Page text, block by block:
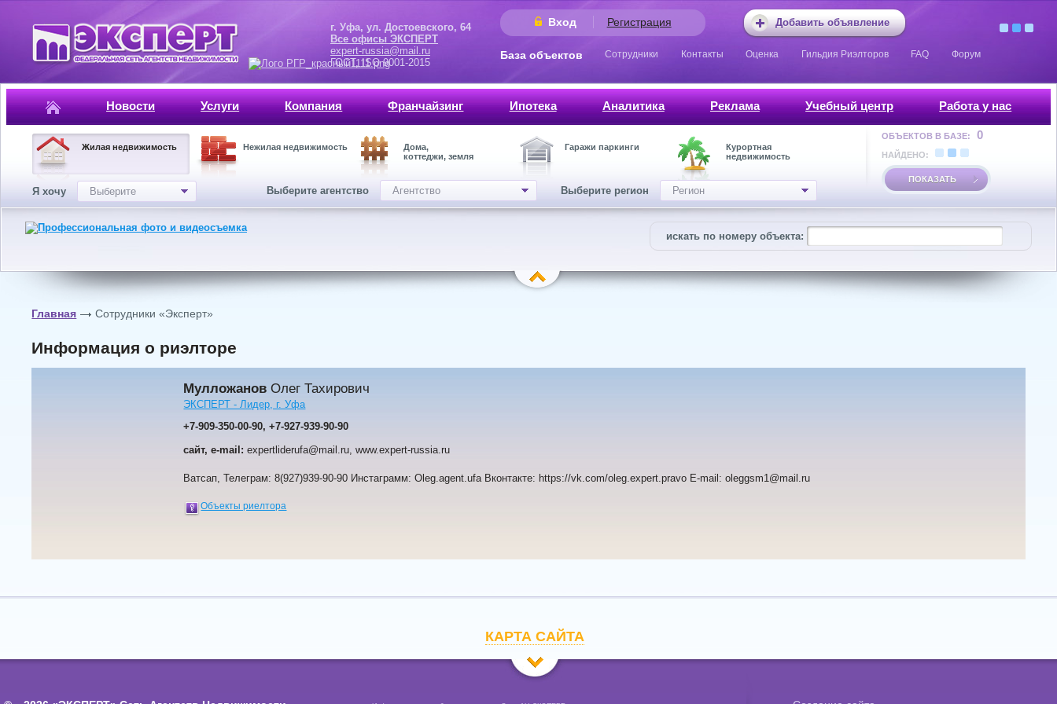
Добавить объявление
Вход Регистрация
г. Уфа, ул. Достоевского, 64
Все офисы ЭКСПЕРТ
expert-russia@mail.ru
ГОСТ, ISO 9001-2015
База объектов Сотрудники Контакты Оценка Гильдия Риэлторов FAQ Форум
Новости Услуги Компания Франчайзинг Ипотека Аналитика Реклама Учебный центр Работа у нас
Жилая недвижимость Нежилая недвижимость
Дома,
коттеджи, земля
Гаражи паркинги
Курортная
недвижимость
Я хочу Выберите Выберите агентство Агентство Выберите регион Регион
ОБЪЕКТОВ В БАЗЕ: 0
НАЙДЕНО:
ПОКАЗАТЬ
искать по номеру объекта:
Главная Сотрудники «Эксперт»
Информация о риэлторе
Мулложанов Олег Тахирович
ЭКСПЕРТ - Лидер, г. Уфа
+7-909-350-00-90, +7-927-939-90-90
сайт, e-mail: expertliderufa@mail.ru, www.expert-russia.ru
Ватсап, Телеграм: 8(927)939-90-90 Инстаграмм: Oleg.agent.ufa Вконтакте: https://vk.com/oleg.expert.pravo E-mail: oleggsm1@mail.ru
Объекты риелтора
КАРТА САЙТА